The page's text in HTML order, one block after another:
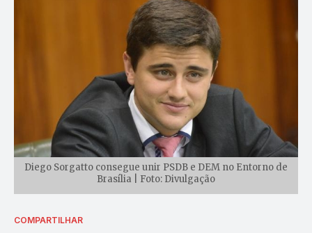
Diego Sorgatto consegue unir PSDB e DEM no Entorno de
Brasília | Foto: Divulgação
COMPARTILHAR